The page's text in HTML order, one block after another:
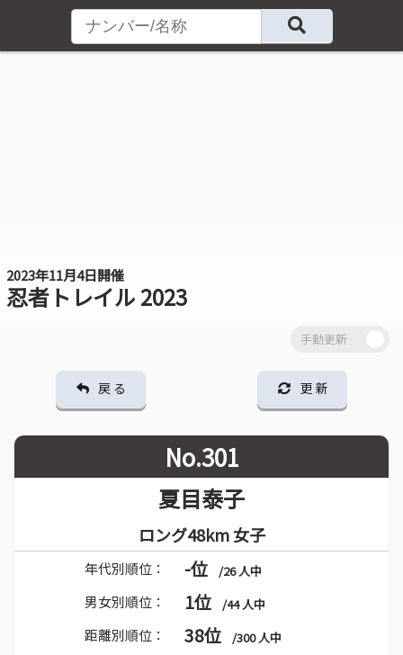
2023年11月4日開催
忍者トレイル 2023
戻 る 更 新
No.301
夏目泰子
ロング48km 女子
年代別順位： -位 /26 人中
男女別順位： 1位 /44 人中
距離別順位： 38位 /300 人中